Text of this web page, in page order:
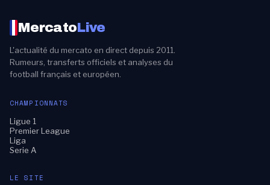
MercatoLive
L'actualité du mercato en direct depuis 2011.
Rumeurs, transferts officiels et analyses du
football français et européen.
CHAMPIONNATS
Ligue 1
Premier League
Liga
Serie A
LE SITE